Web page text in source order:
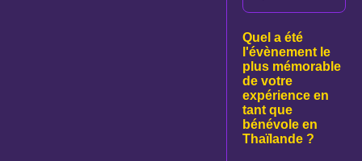
Quel a été
l'évènement le
plus mémorable
de votre
expérience en
tant que
bénévole en
Thaïlande ?